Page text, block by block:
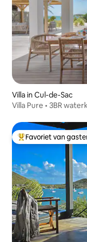
Villa in Cul-de-Sac
Villa Pure • 3BR
Topfavoriet van
Favoriet van